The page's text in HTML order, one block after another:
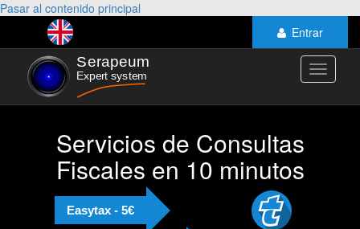
Pasar al contenido principal
Entrar
Toggle
Servicios de Consultas
Fiscales en 10 minutos
Easytax - 5€